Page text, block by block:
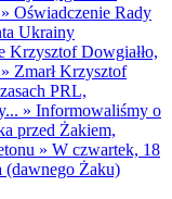
» Oświadczenie Rady
Ukrainy
Krzysztof Dowgiałło,
» Zmarł Krzysztof
PRL,
» Informowaliśmy o
przed Żakiem,
» W czwartek, 18
(dawnego Żaku)